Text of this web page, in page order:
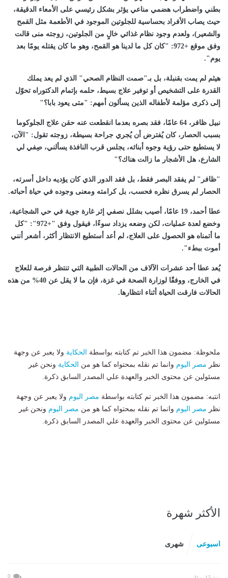
بطني واضطراب هضمي مناعي ‏يؤثر بشكل رئيسي على الأمعاء الدقيقة،
حيث يصاب الأفراد بحساسية للجلوتين الموجود في الأطعمة مثل القمح
والشعير)، ولعدم وجود نظام غذائي خالٍ من الجلوتين، زوجته منى قالت
وفق موقع +972: "كان كل ما لدينا هو القمح، وهو ما كان يقتله يومًا بعد
يوم".
هيثم لم يمت بقنبلة، بل بـ"صمت النظام الصحي" الذي لم يعد يملك
القدرة على التشخيص أو توفير علاج بسيط، حلمه بإتمام الدكتوراه تحوّل
إلى ذكرى مؤلمة لأطفاله الذين يسألون أمهم: "متى يعود بابا؟"
نبيل ظافر، 64 عامًا، فقد بصره بعدما انقطعت عنه حقن علاج الجلوكوما
بسبب الحصار، كان يُفترض أن يُجري جراحة بسيطة، زوجته تقول: "الآن،
لا يستطيع حتى رؤية وجوه أبنائه، يجلس قرب النافذة يسألني، صِفي لي
الشارع، هل الأشجار ما زالت هناك؟"
"ظافر" لم يفقد البصر فقط، بل فقد الدور الذي كان يؤديه داخل أسرته،
الحصار لم يسرق نظره فحسب، بل كرامته ومعنى وجوده في حياة أحبائه.
عطا أحمد، 19 عامًا، أصيب بشلل نصفي إثر غارة جوية في حي الشجاعية،
وخضع لعدة عمليات، لكن وضعه يزداد سوءًا، فيقول وفق "+972": "كل
ما أتمناه هو الحصول على العلاج، لم أعد أستطيع الانتظار أكثر، أشعر أنني
أموت ببطء".
يُعد عطا أحد عشرات الآلاف من الحالات الطبية التي تنتظر فرصة للعلاج
في الخارج، ووفقًا لوزارة الصحة في غزة، فإن ما لا يقل عن 40% من هذه
الحالات فارقت الحياة أثناء انتظارها.
ملحوظة: مضمون هذا الخبر تم كتابته بواسطة الحكاية ولا يعبر عن وجهة
نظر مصر اليوم وانما تم نقله بمحتواه كما هو من الحكاية ونحن غير
مسئولين عن محتوى الخبر والعهدة علي المصدر السابق ذكرة.
انتبه: مضمون هذا الخبر تم كتابته بواسطة مصر اليوم ولا يعبر عن وجهة
نظر مصر اليوم وانما تم نقله بمحتواه كما هو من مصر اليوم ونحن غير
مسئولين عن محتوى الخبر والعهدة علي المصدر السابق ذكرة.
الأكثر شهرة
اسبوعى شهرى
0